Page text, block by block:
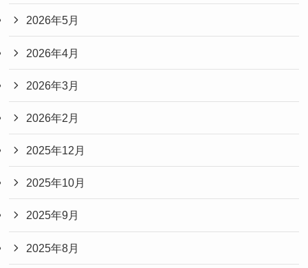
2026年5月
2026年4月
2026年3月
2026年2月
2025年12月
2025年10月
2025年9月
2025年8月